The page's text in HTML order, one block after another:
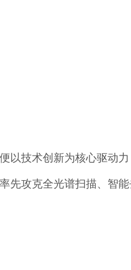
技术创新为核心驱动力
先攻克全光谱扫描、智